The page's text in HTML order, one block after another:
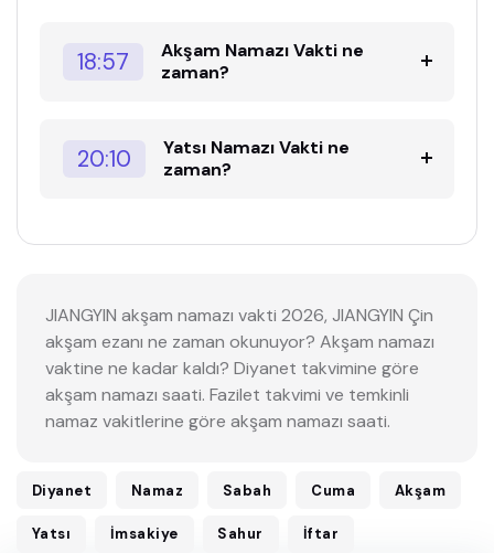
18:57
Akşam Namazı Vakti ne
zaman?
20:10
Yatsı Namazı Vakti ne
zaman?
JIANGYIN akşam namazı vakti 2026, JIANGYIN Çin
akşam ezanı ne zaman okunuyor? Akşam namazı
vaktine ne kadar kaldı? Diyanet takvimine göre
akşam namazı saati. Fazilet takvimi ve temkinli
namaz vakitlerine göre akşam namazı saati.
Diyanet Namaz Sabah Cuma Akşam
Yatsı İmsakiye Sahur İftar